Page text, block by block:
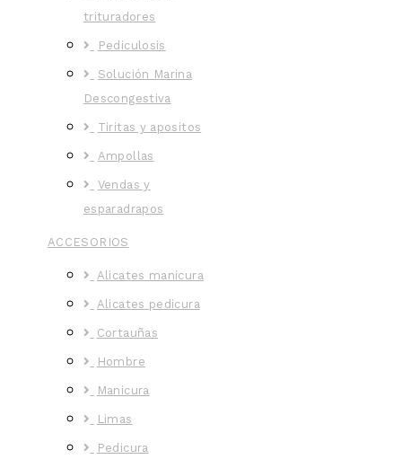
trituradores
Pediculosis
Solución Marina
Descongestiva
Tiritas y apositos
Ampollas
Vendas y
esparadrapos
ACCESORIOS
Alicates manicura
Alicates pedicura
Cortauñas
Hombre
Manicura
Limas
Pedicura